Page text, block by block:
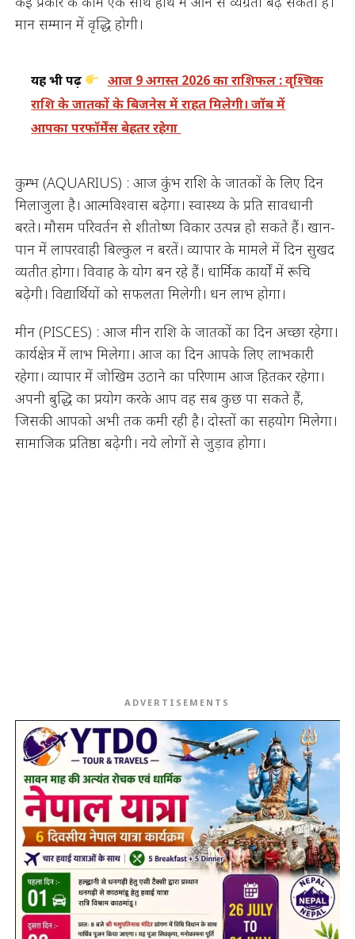
मान सम्मान में वृद्धि होगी।
यह भी पढ़ें
आज 9 अगस्त 2026 का राशिफल : वृश्चिक
राशि के जातकों के बिजनेस में राहत मिलेगी। जॉब में
आपका परफॉर्मेंस बेहतर रहेगा
कुम्भ (AQUARIUS) : आज कुंभ राशि के जातकों के लिए दिन
मिलाजुला है। आत्मविश्वास बढ़ेगा। स्वास्थ्य के प्रति सावधानी
बरते। मौसम परिवर्तन से शीतोष्ण विकार उत्पन्न हो सकते हैं। खान-
पान में लापरवाही बिल्कुल न बरतें। व्यापार के मामले में दिन सुखद
व्यतीत होगा। विवाह के योग बन रहे हैं। धार्मिक कार्यों में रूचि
बढ़ेगी। विद्यार्थियों को सफलता मिलेगी। धन लाभ होगा।
मीन (PISCES) : आज मीन राशि के जातकों का दिन अच्छा रहेगा।
कार्यक्षेत्र में लाभ मिलेगा। आज का दिन आपके लिए लाभकारी
रहेगा। व्यापार में जोखिम उठाने का परिणाम आज हितकर रहेगा।
अपनी बुद्धि का प्रयोग करके आप वह सब कुछ पा सकते हैं,
जिसकी आपको अभी तक कमी रही है। दोस्तों का सहयोग मिलेगा।
सामाजिक प्रतिष्ठा बढ़ेगी। नये लोगों से जुड़ाव होगा।
ADVERTISEMENTS